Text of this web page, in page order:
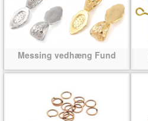
Messing vedhæng Fund